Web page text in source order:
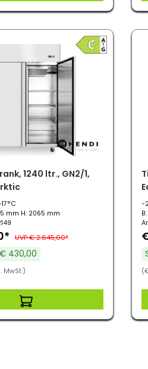
1240 ltr., GN2/1,
mm H: 2065 mm
UVP € 2.645,00*
430,00
MwSt.)
-